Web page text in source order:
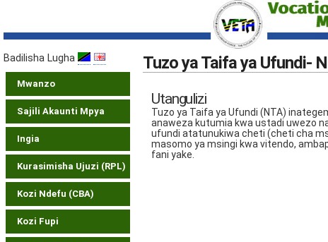
Badilisha Lugha
Mwanzo
Sajili Akaunti Mpya
Ingia
Kurasimisha Ujuzi (RPL)
Kozi Ndefu (CBA)
Kozi Fupi
Tuzo ya Taifa ya Ufundi-
Utangulizi
Tuzo ya Taifa ya Ufundi (NTA)
anaweza kutumia kwa ustadi uwezo
ufundi atatunukiwa cheti (cheti cha
masomo ya msingi kwa vitendo,
fani yake.